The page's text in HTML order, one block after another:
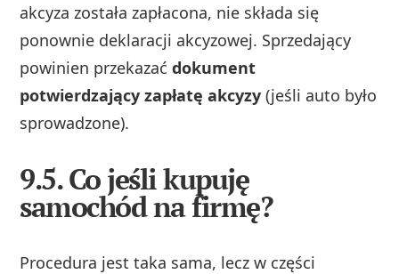
akcyza została zapłacona, nie składa się
ponownie deklaracji akcyzowej. Sprzedający
powinien przekazaćdokument
potwierdzający zapłatę akcyzy (jeśli auto było
sprowadzone).
9.5. Co jeśli kupuję
samochód na firmę?
Procedura jest taka sama, lecz w części